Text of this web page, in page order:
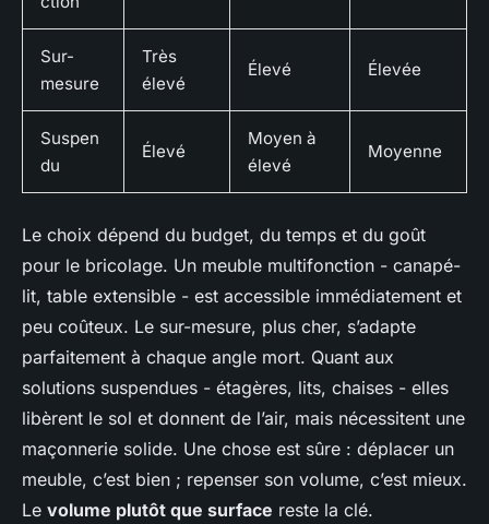
Sur-
mesure
Très
élevé
Élevé Élevée
Suspen
du
Élevé
Moyen à
élevé
Moyenne
Le choix dépend du budget, du temps et du goût
pour le bricolage. Un meuble multifonction - canapé-
lit, table extensible - est accessible immédiatement et
peu coûteux. Le sur-mesure, plus cher, s’adapte
parfaitement à chaque angle mort. Quant aux
solutions suspendues - étagères, lits, chaises - elles
libèrent le sol et donnent de l’air, mais nécessitent une
maçonnerie solide. Une chose est sûre : déplacer un
meuble, c’est bien ; repenser son volume, c’est mieux.
Le volume plutôt que surface reste la clé.